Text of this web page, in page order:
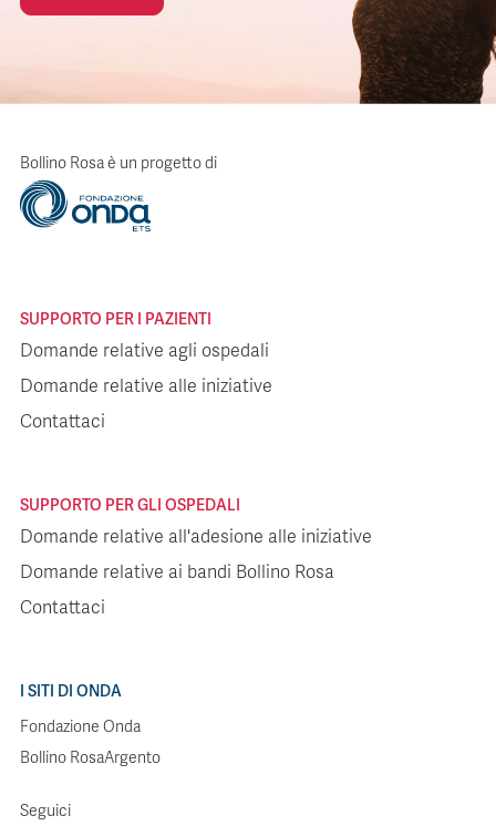
Bollino Rosa è un progetto di
SUPPORTO PER I PAZIENTI
Domande relative agli ospedali
Domande relative alle iniziative
Contattaci
SUPPORTO PER GLI OSPEDALI
Domande relative all'adesione alle iniziative
Domande relative ai bandi Bollino Rosa
Contattaci
I SITI DI ONDA
Fondazione Onda
Bollino RosaArgento
Seguici